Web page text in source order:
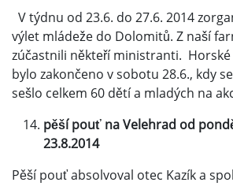
V týdnu od 23.6. do 27.6. 2014
výlet mládeže do Dolomitů. Z naší
zúčastnili někteří ministranti.
bylo zakončeno v sobotu 28.6., kdy
sešlo celkem 60 dětí a mladých na
pěší pouť na Velehrad od
23.8.2014
Pěší pouť absolvoval otec Kazík a